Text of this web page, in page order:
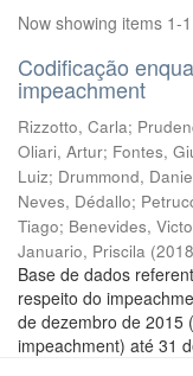
Now showing items 1-
Codificação
impeachment
Rizzotto, Carla;
Oliari, Artur; Fontes,
Luiz; Drummond,
Neves, Dédallo;
Tiago; Benevides,
Januario, Priscila (2018
Base de dados
respeito do
de dezembro de 2015
impeachment) até 31